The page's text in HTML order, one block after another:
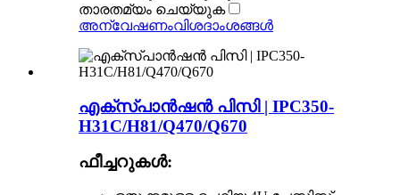
താരതമ്യം ചെയ്യുക
അന്വേഷണംവിശദാംശങ്ങൾ
എക്സ്പാൻഷൻ പിസി | IPC350-
H31C/H81/Q470/Q670
ഫീച്ചറുകൾ: